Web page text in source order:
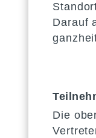
Darauf
Die